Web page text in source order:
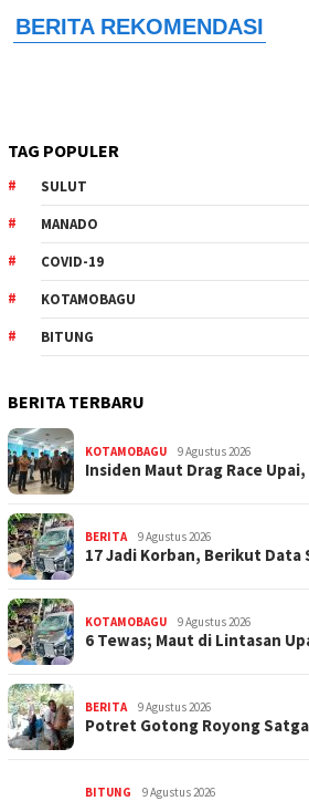
TAG POPULER
SULUT
MANADO
COVID-19
KOTAMOBAGU
BITUNG
BERITA TERBARU
KOTAMOBAGU 9 Agustus 2026
Insiden Maut Drag Race
BERITA 9 Agustus 2026
17 Jadi Korban, Berikut
KOTAMOBAGU 9 Agustus 2026
6 Tewas; Maut di Lintasan
BERITA 9 Agustus 2026
Potret Gotong Royong
BITUNG 9 Agustus 2026